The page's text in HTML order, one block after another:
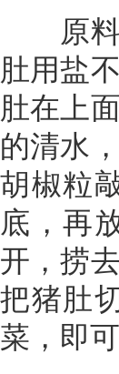
原料
肚用盐
肚在上
的清水
胡椒粒
底，再
开，捞
把猪肚
菜，即